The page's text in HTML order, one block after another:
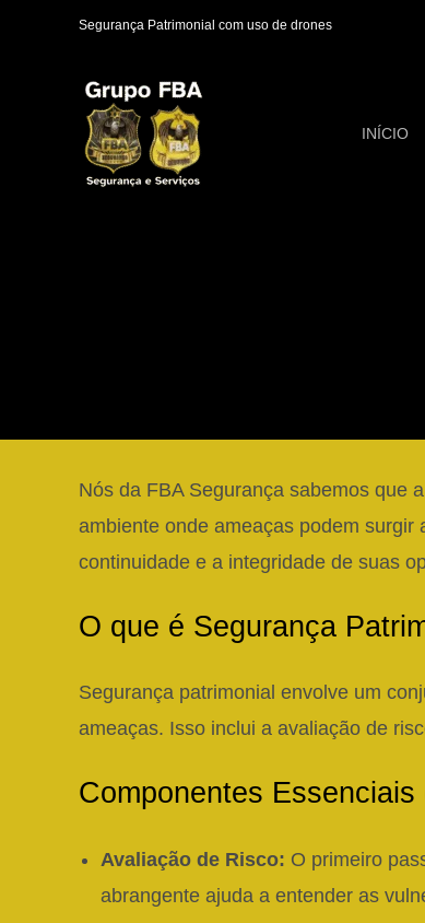
Segurança Patrimonial com uso de drones
INÍCIO
Nós da FBA Segurança sabemos que
ambiente onde ameaças podem
continuidade e a integridade de suas
O que é Segurança
Segurança patrimonial envolve um
ameaças. Isso inclui a avaliação de
Componentes
Avaliação de Risco: O primeiro
abrangente ajuda a entender as